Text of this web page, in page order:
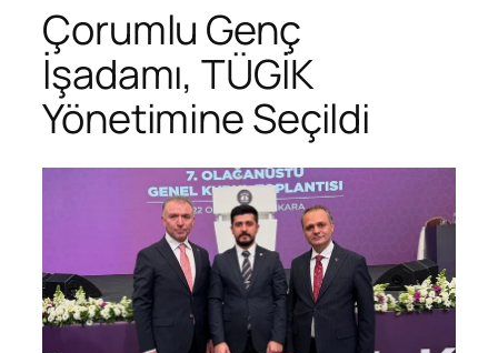
Çorumlu Genç
İşadamı, TÜGİK
Yönetimine Seçildi